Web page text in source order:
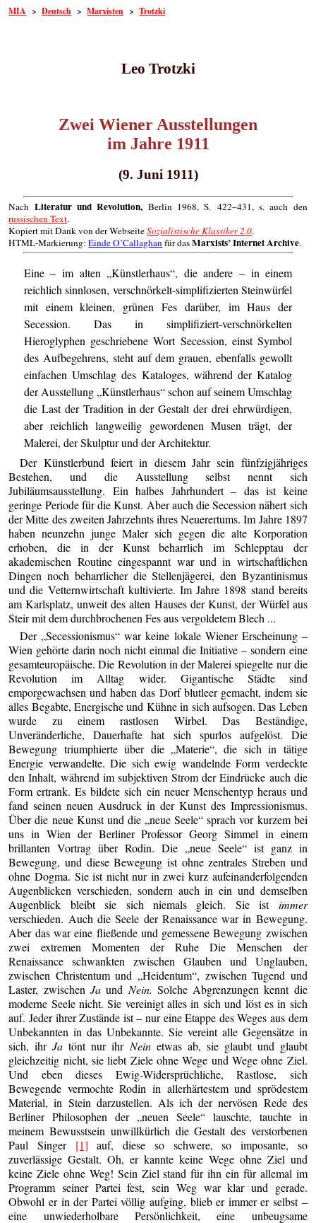
MIA >Deutsch >Marxisten >Trotzki
Leo Trotzki
Zwei Wiener Ausstellungen
im Jahre 1911
(9. Juni 1911)
Nach Literatur und Revolution, Berlin 1968, S. 422–431, s. auch den
russischen Text.
Kopiert mit Dank von der WebseiteSozialistische Klassiker 2.0.
HTML-Markierung:Einde O’Callaghan für dasMarxists’ Internet Archive.
Eine – im alten „Künstlerhaus“, die andere – in einem
reichlich sinnlosen, verschnörkelt-simplifizierten Steinwürfel
mit einem kleinen, grünen Fes darüber, im Haus der
Secession. Das in simplifiziert-verschnörkelten
Hieroglyphen geschriebene Wort Secession, einst Symbol
des Aufbegehrens, steht auf dem grauen, ebenfalls gewollt
einfachen Umschlag des Kataloges, während der Katalog
der Ausstellung „Künstlerhaus“ schon auf seinem Umschlag
die Last der Tradition in der Gestalt der drei ehrwürdigen,
aber reichlich langweilig gewordenen Musen trägt, der
Malerei, der Skulptur und der Architektur.
Der Künstlerbund feiert in diesem Jahr sein fünfzigjähriges
Bestehen, und die Ausstellung selbst nennt sich
Jubiläumsausstellung. Ein halbes Jahrhundert – das ist keine
geringe Periode für die Kunst. Aber auch die Secession nähert sich
der Mitte des zweiten Jahrzehnts ihres Neuerertums. Im Jahre 1897
haben neunzehn junge Maler sich gegen die alte Korporation
erhoben, die in der Kunst beharrlich im Schlepptau der
akademischen Routine eingespannt war und in wirtschaftlichen
Dingen noch beharrlicher die Stellenjägerei, den Byzantinismus
und die Vetternwirtschaft kultivierte. Im Jahre 1898 stand bereits
am Karlsplatz, unweit des alten Hauses der Kunst, der Würfel aus
Steir mit dem durchbrochenen Fes aus vergoldetem Blech ...
Der „Secessionismus“ war keine lokale Wiener Erscheinung –
Wien gehörte darin noch nicht einmal die Initiative – sondern eine
gesamteuropäische. Die Revolution in der Malerei spiegelte nur die
Revolution im Alltag wider. Gigantische Städte sind
emporgewachsen und haben das Dorf blutleer gemacht, indem sie
alles Begabte, Energische und Kühne in sich aufsogen. Das Leben
wurde zu einem rastlosen Wirbel. Das Beständige,
Unveränderliche, Dauerhafte hat sich spurlos aufgelöst. Die
Bewegung triumphierte über die „Materie“, die sich in tätige
Energie verwandelte. Die sich ewig wandelnde Form verdeckte
den Inhalt, während im subjektiven Strom der Eindrücke auch die
Form ertrank. Es bildete sich ein neuer Menschentyp heraus und
fand seinen neuen Ausdruck in der Kunst des Impressionismus.
Über die neue Kunst und die „neue Seele“ sprach vor kurzem bei
uns in Wien der Berliner Professor Georg Simmel in einem
brillanten Vortrag über Rodin. Die „neue Seele“ ist ganz in
Bewegung, und diese Bewegung ist ohne zentrales Streben und
ohne Dogma. Sie ist nicht nur in zwei kurz aufeinanderfolgenden
Augenblicken verschieden, sondern auch in ein und demselben
Augenblick bleibt sie sich niemals gleich. Sie ist immer
verschieden. Auch die Seele der Renaissance war in Bewegung.
Aber das war eine fließende und gemessene Bewegung zwischen
zwei extremen Momenten der Ruhe Die Menschen der
Renaissance schwankten zwischen Glauben und Unglauben,
zwischen Christentum und „Heidentum“, zwischen Tugend und
Laster, zwischen Jaund Nein. Solche Abgrenzungen kennt die
moderne Seele nicht. Sie vereinigt alles in sich und löst es in sich
auf. Jeder ihrer Zustände ist – nur eine Etappe des Weges aus dem
Unbekannten in das Unbekannte. Sie vereint alle Gegensätze in
sich, ihrJa tönt nur ihr Neinetwas ab, sie glaubt und glaubt
gleichzeitig nicht, sie liebt Ziele ohne Wege und Wege ohne Ziel.
Und eben dieses Ewig-Widersprüchliche, Rastlose, sich
Bewegende vermochte Rodin in allerhärtestem und sprödestem
Material, in Stein darzustellen. Als ich der nervösen Rede des
Berliner Philosophen der „neuen Seele“ lauschte, tauchte in
meinem Bewusstsein unwillkürlich die Gestalt des verstorbenen
Paul Singer [1] auf, diese so schwere, so imposante, so
zuverlässige Gestalt. Oh, er kannte keine Wege ohne Ziel und
keine Ziele ohne Weg! Sein Ziel stand für ihn ein für allemal im
Programm seiner Partei fest, sein Weg war klar und gerade.
Obwohl er in der Partei völlig aufging, blieb er immer er selbst –
eine unwiederholbare Persönlichkeit, eine unbeugsame